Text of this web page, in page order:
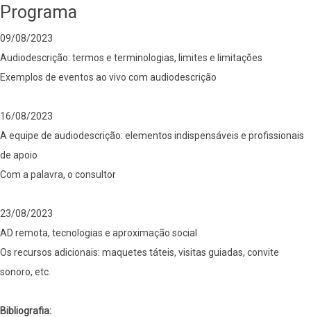
Programa
09/08/2023
Audiodescrição: termos e terminologias, limites e limitações
Exemplos de eventos ao vivo com audiodescrição
16/08/2023
A equipe de audiodescrição: elementos indispensáveis e profissionais
de apoio
Com a palavra, o consultor
23/08/2023
AD remota, tecnologias e aproximação social
Os recursos adicionais: maquetes táteis, visitas guiadas, convite
sonoro, etc.
Bibliografia: